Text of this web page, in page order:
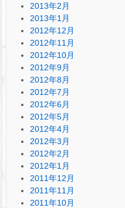
2013年2月
2013年1月
2012年12月
2012年11月
2012年10月
2012年9月
2012年8月
2012年7月
2012年6月
2012年5月
2012年4月
2012年3月
2012年2月
2012年1月
2011年12月
2011年11月
2011年10月